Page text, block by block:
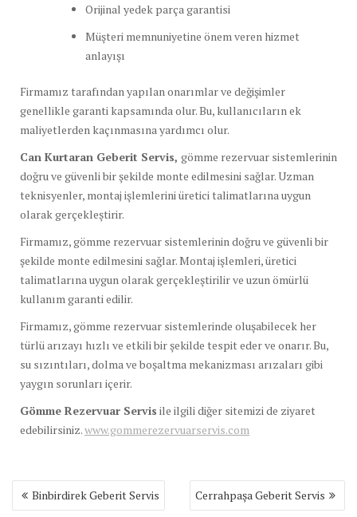
Orijinal yedek parça garantisi
Müşteri memnuniyetine önem veren hizmet
anlayışı
Firmamız tarafından yapılan onarımlar ve değişimler
genellikle garanti kapsamında olur. Bu, kullanıcıların ek
maliyetlerden kaçınmasına yardımcı olur.
Can Kurtaran Geberit Servis, gömme rezervuar sistemlerinin
doğru ve güvenli bir şekilde monte edilmesini sağlar. Uzman
teknisyenler, montaj işlemlerini üretici talimatlarına uygun
olarak gerçekleştirir.
Firmamız, gömme rezervuar sistemlerinin doğru ve güvenli bir
şekilde monte edilmesini sağlar. Montaj işlemleri, üretici
talimatlarına uygun olarak gerçekleştirilir ve uzun ömürlü
kullanım garanti edilir.
Firmamız, gömme rezervuar sistemlerinde oluşabilecek her
türlü arızayı hızlı ve etkili bir şekilde tespit eder ve onarır. Bu,
su sızıntıları, dolma ve boşaltma mekanizması arızaları gibi
yaygın sorunları içerir.
Gömme Rezervuar Servis ile ilgili diğer sitemizi de ziyaret
edebilirsiniz.www.gommerezervuarservis.com
Yazı
gezinmesi
Binbirdirek Geberit Servis Cerrahpaşa Geberit Servis